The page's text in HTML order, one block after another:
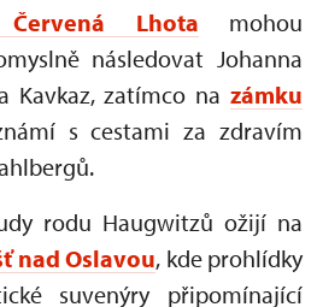
Lhota mohou
následovat Johanna
Kavkaz, zatímco na zámku
s cestami za zdravím
rodu Haugwitzů ožijí na
nad Oslavou, kde prohlídky
suvenýry připomínající